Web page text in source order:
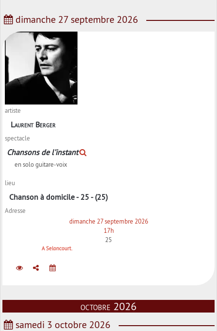
dimanche 27 septembre 2026
artiste
Laurent Berger
spectacle
Chansons de l’instant
en solo guitare-voix
lieu
Chanson à domicile - 25 - (25)
Adresse
dimanche 27 septembre 2026
17h
25
A Seloncourt.
octobre 2026
samedi 3 octobre 2026